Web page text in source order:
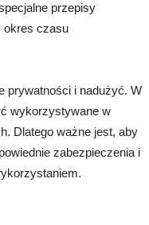
przepisy
okres czasu
prywatności i nadużyć. W
wykorzystywane w
Dlatego ważne jest, aby
zabezpieczenia i